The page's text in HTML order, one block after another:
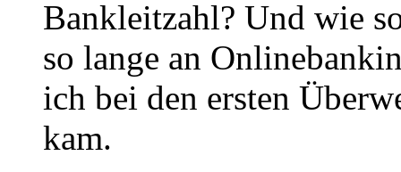
Bankleitzahl? Und wie
so lange an
ich bei den ersten
kam.